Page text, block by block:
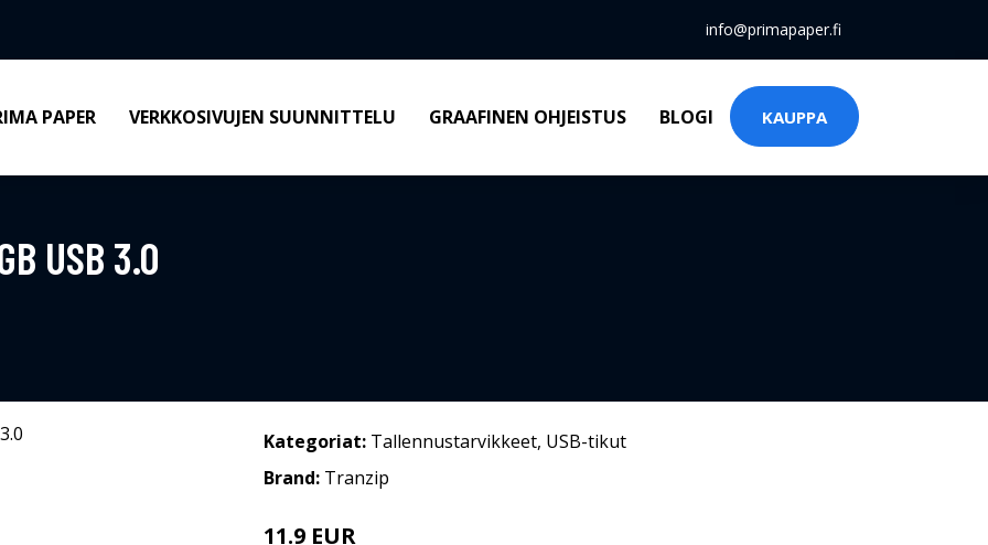
info@primapaper.fi
PAPER VERKKOSIVUJEN SUUNNITTELU GRAAFINEN OHJEISTUS BLOGI KAUPPA
USB 3.0
Kategoriat: Tallennustarvikkeet, USB-tikut
Brand: Tranzip
11.9 EUR